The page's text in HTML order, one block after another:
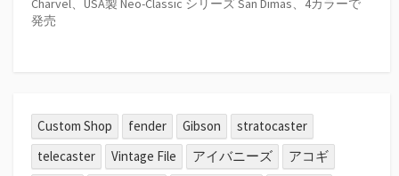
Charvel、USA製 Neo-Classic シリーズ San Dimas、4カラーで
発売
Custom Shop fender Gibson
stratocaster
telecaster
Vintage File アイバニーズ
アコギ